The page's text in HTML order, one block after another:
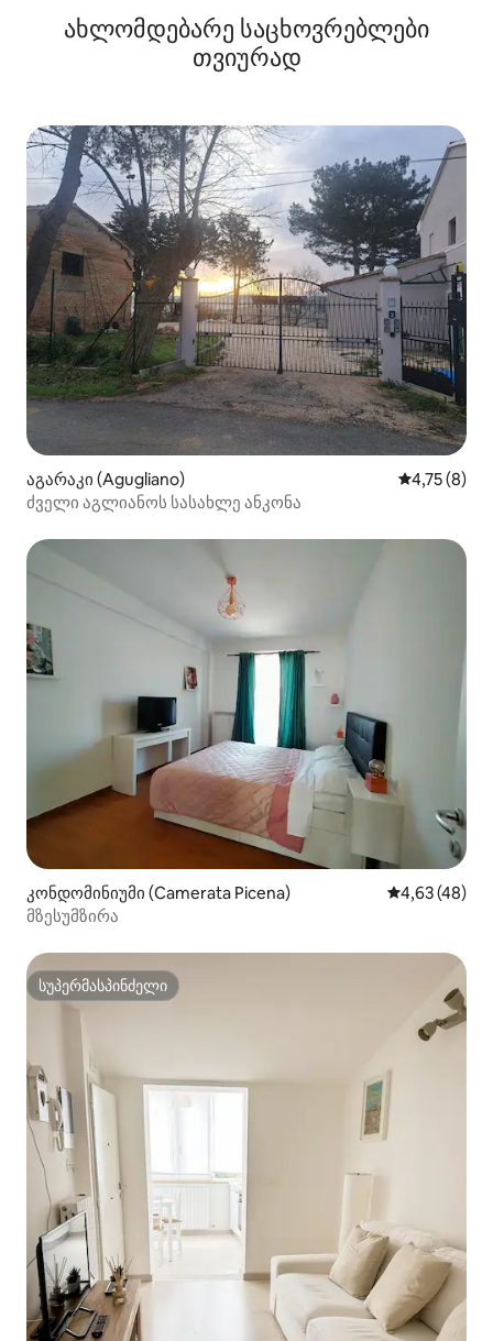
ახლომდებარე საცხოვრებლები
თვიურად
აგარაკი (Agugliano) საშუალო
4,75 (8)
ძველი აგლიანოს სასახლე ანკონა
კონდომინიუმი (Camerata Picena) საშუალო
4,63 (48)
მზესუმზირა
სუპერმასპინძელი
სუპერმასპინძელი